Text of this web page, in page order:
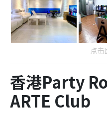
点击
香港Party
ARTE Club